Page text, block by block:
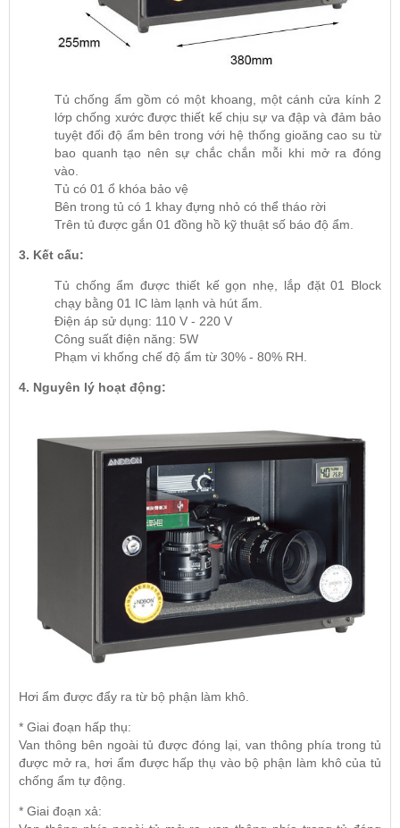
Tủ chống ẩm gồm có một khoang, một cánh cửa kính 2
lớp chống xước được thiết kế chịu sự va đập và đảm bảo
tuyệt đối độ ẩm bên trong với hệ thống gioăng cao su từ
bao quanh tạo nên sự chắc chắn mỗi khi mở ra đóng
vào.
Tủ có 01 ổ khóa bảo vệ
Bên trong tủ có 1 khay đựng nhỏ có thể tháo rời
Trên tủ được gắn 01 đồng hồ kỹ thuật số báo độ ẩm.
3. Kết cấu:
Tủ chống ẩm được thiết kế gọn nhẹ, lắp đặt 01 Block
chạy bằng 01 IC làm lạnh và hút ẩm.
Điện áp sử dụng: 110 V - 220 V
Công suất điện năng: 5W
Phạm vi khống chế độ ẩm từ 30% - 80% RH.
4. Nguyên lý hoạt động:
Hơi ẩm được đẩy ra từ bộ phận làm khô.
* Giai đoạn hấp thụ:
Van thông bên ngoài tủ được đóng lại, van thông phía trong tủ
được mở ra, hơi ẩm được hấp thụ vào bộ phận làm khô của tủ
chống ẩm tự động.
* Giai đoạn xả: